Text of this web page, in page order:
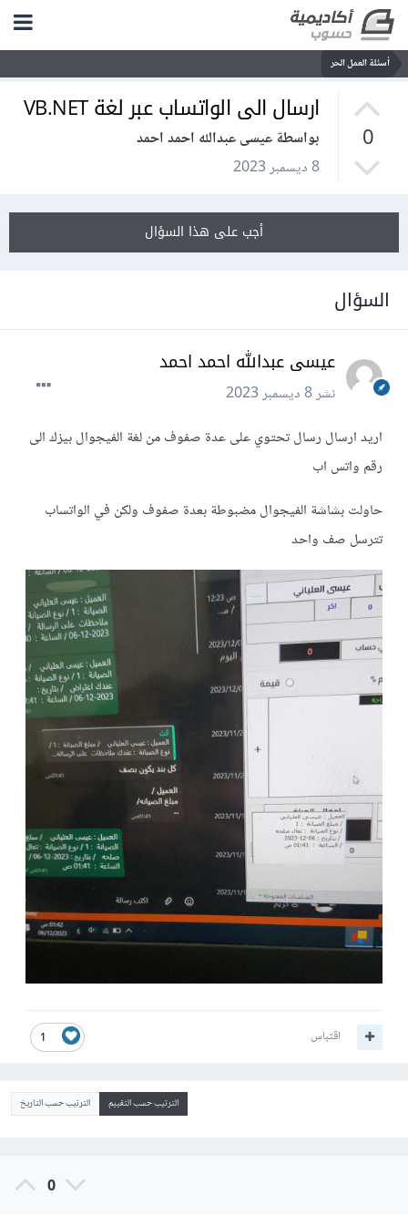
أسئلة العمل الحر
0
ارسال الى الواتساب عبر لغة VB.NET
بواسطة عيسى عبدالله احمد احمد
8 ديسمبر 2023
أجب على هذا السؤال
السؤال
عيسى عبدالله احمد احمد
نشر8 ديسمبر 2023
اريد ارسال رسال تحتوي على عدة صفوف من لغة الفيجوال بيزك الى
رقم واتس اب
حاولت بشاشة الفيجوال مضبوطة بعدة صفوف ولكن في الواتساب
تترسل صف واحد
1 اقتباس
الترتيب حسب التقييم الترتيب حسب التاريخ
0